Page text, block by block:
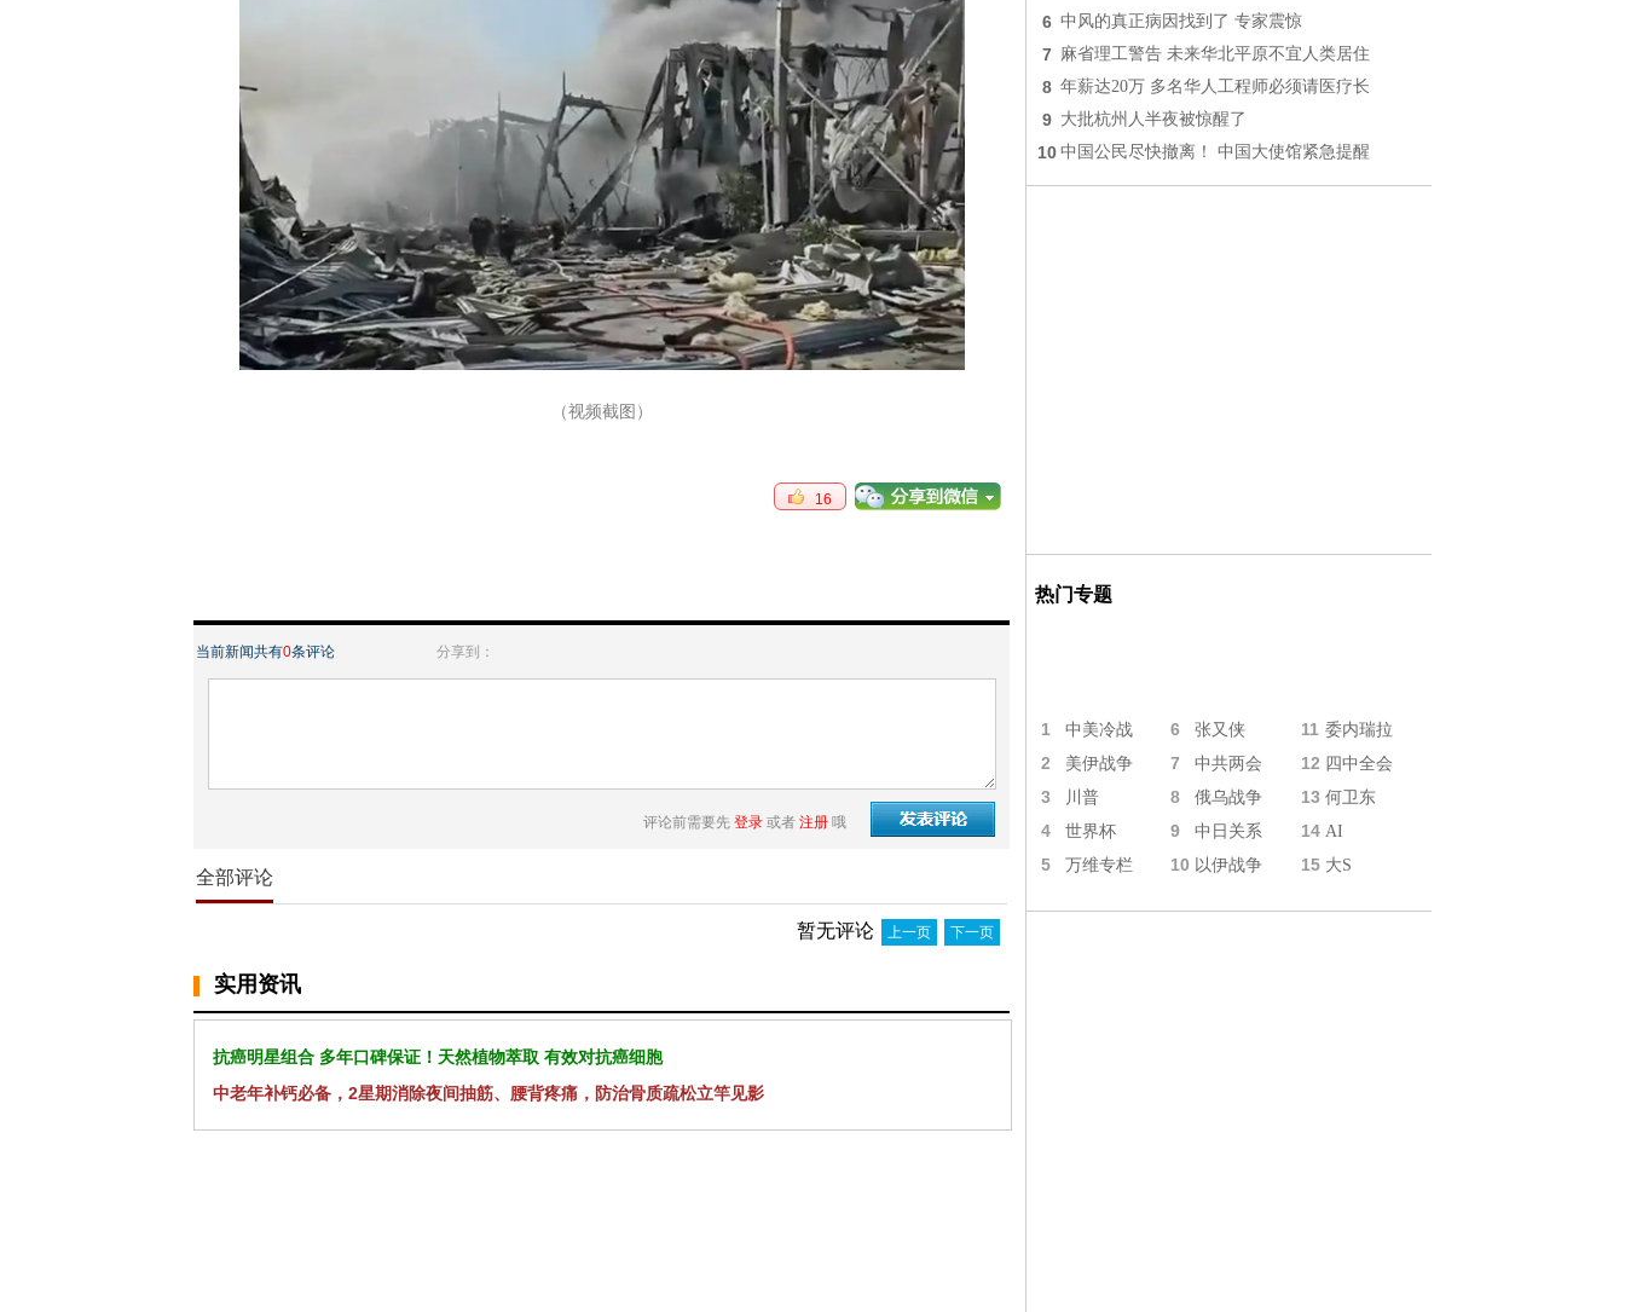
（视频截图）
16
当前新闻共有0条评论 分享到：
评论前需要先 登录 或者 注册 哦
全部评论
暂无评论 上一页 下一页
实用资讯
抗癌明星组合 多年口碑保证！天然植物萃取 有效对抗癌细胞
中老年补钙必备，2星期消除夜间抽筋、腰背疼痛，防治骨质疏松立竿见影
6 中风的真正病因找到了 专家震惊
7 麻省理工警告 未来华北平原不宜人类居住
8 年薪达20万 多名华人工程师必须请医疗长
9 大批杭州人半夜被惊醒了
10 中国公民尽快撤离！ 中国大使馆紧急提醒
热门专题
1 中美冷战 6 张又侠 11 委内瑞拉
2 美伊战争 7 中共两会 12 四中全会
3 川普 8 俄乌战争 13 何卫东
4 世界杯 9 中日关系 14 AI
5 万维专栏 10 以伊战争 15 大S